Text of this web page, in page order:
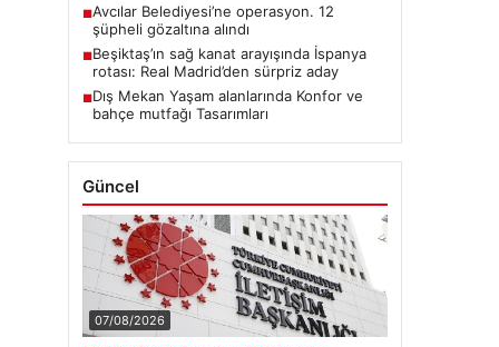
■Avcılar Belediyesi’ne operasyon. 12
şüpheli gözaltına alındı
■Beşiktaş’ın sağ kanat arayışında İspanya
rotası: Real Madrid’den sürpriz aday
■Dış Mekan Yaşam alanlarında Konfor ve
bahçe mutfağı Tasarımları
Güncel
07/08/2026